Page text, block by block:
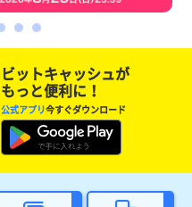
ビットキャッシュが
もっと便利に！
公式アプリ今すぐダウンロード